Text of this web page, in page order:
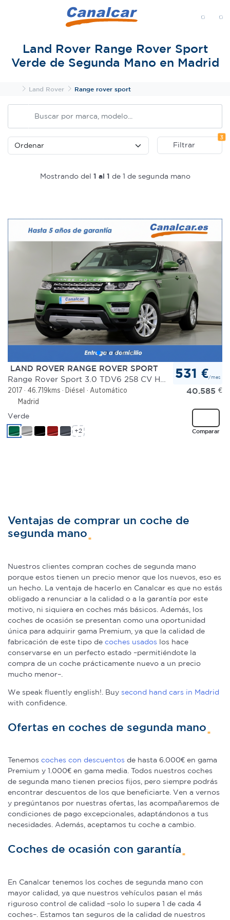
Land Rover Range Rover Sport
Verde de Segunda Mano en Madrid
InicioLand Rover Range rover sport
Filtrar
3
Mostrando del 1 al 1 de 1 de segunda mano
LAND ROVER RANGE ROVER SPORT
2017 46.719kms Diésel
Automático
Madrid
531 €/mes
40.585 €
Comparar
Verde
+2
Ventajas de comprar un coche de
segunda mano
Nuestros clientes compran coches de segunda mano
porque estos tienen un precio menor que los nuevos, eso es
un hecho. La ventaja de hacerlo en Canalcar es que no estás
obligado a renunciar a la calidad o a la garantía por este
motivo, ni siquiera en coches más básicos. Además, los
coches de ocasión se presentan como una oportunidad
única para adquirir gama Premium, ya que la calidad de
fabricación de este tipo de coches usados los hace
conservarse en un perfecto estado –permitiéndote la
compra de un coche prácticamente nuevo a un precio
mucho menor–.
We speak fluently english!. Buy second hand cars in Madrid
with confidence.
Ofertas en coches de segunda mano
Tenemos coches con descuentos de hasta 6.000€ en gama
Premium y 1.000€ en gama media. Todos nuestros coches
de segunda mano tienen precios fijos, pero siempre podrás
encontrar descuentos de los que beneficiarte. Ven a vernos
y pregúntanos por nuestras ofertas, las acompañaremos de
condiciones de pago excepcionales, adaptándonos a tus
necesidades. Además, aceptamos tu coche a cambio.
Coches de ocasión con garantía
En Canalcar tenemos los coches de segunda mano con
mayor calidad, ya que nuestros vehículos pasan el más
riguroso control de calidad –solo lo supera 1 de cada 4
coches–. Estamos tan seguros de la calidad de nuestros